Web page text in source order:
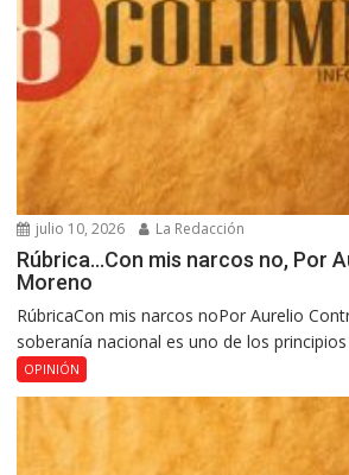
julio 10, 2026 La Redacción
Rúbrica…Con mis narcos no, Por
Moreno
RúbricaCon mis narcos noPor Aurelio
soberanía nacional es uno de los
OPINIÓN